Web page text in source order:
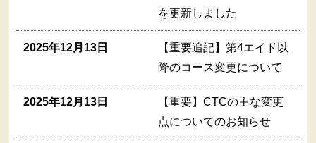
を更新しました
2025年12月13日
【重要追記】第4エイド以
降のコース変更について
2025年12月13日
【重要】CTCの主な変更
点についてのお知らせ